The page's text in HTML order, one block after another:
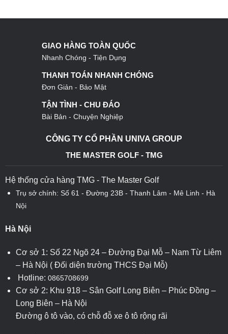
GIAO HÀNG TOÀN QUỐC
Nhanh Chóng - Tiện Dụng
THANH TOÁN NHANH CHÓNG
Đơn Giản - Bảo Mật
TẬN TÌNH - CHU ĐÁO
Bài Bản - Chuyện Nghiệp
CÔNG TY CỔ PHẦN UNIVA GROUP
THE MASTER GOLF - TMG
Hệ thống cửa hàng TMG - The Master Golf
Trụ sở chính: Số 61 - Đường 23B - Thanh Lâm - Mê Linh - Hà
Nội
Hà Nội
Cơ sở 1: Số 22 Ngõ 24 – Đường Đại Mỗ – Nam Từ Liêm
– Hà Nội ( Đối diện trường THCS Đại Mỗ)
Hotline: 0865708699
Cơ sở 2: Khu 918 – Sân Golf Long Biên – Phúc Đồng –
Long Biên – Hà Nội
Đường ô tô vào, có chỗ đỗ xe ô tô rộng rãi